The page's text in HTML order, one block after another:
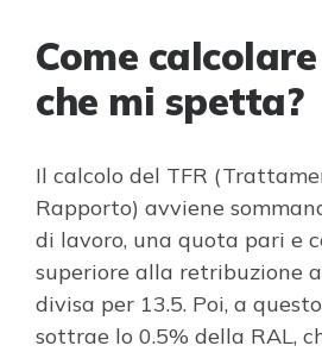
Come
che mi spetta?
Il calcolo del TFR
Rapporto) avviene
di lavoro, una quota pari e
superiore alla retribuzione
divisa per 13.5. Poi, a
sottrae lo 0.5% della RAL,